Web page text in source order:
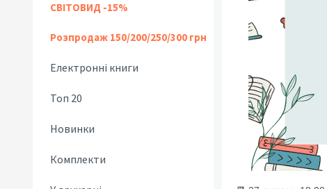
СВІТОВИД -15%
Розпродаж 150/200/250/300 грн
Електронні книги
Топ 20
Новинки
Комплекти